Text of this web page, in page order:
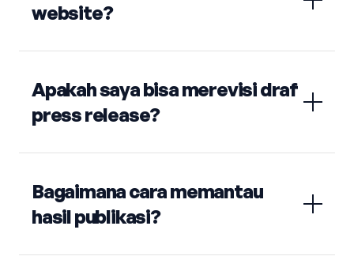
website?
Apakah saya bisa merevisi draf
press release?
Bagaimana cara memantau
hasil publikasi?